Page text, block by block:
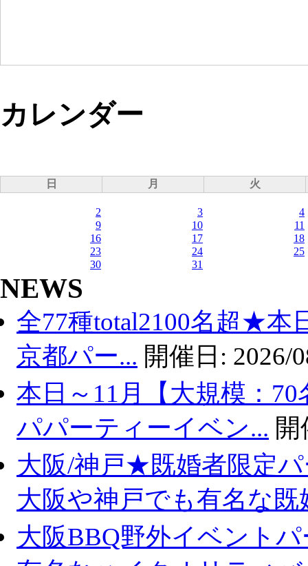
カレンダー
日 月 火
2 3
4
9
10
11
16
17
18
23
24
25
30
31
NEWS
全77種total2100名超★本
京都パー... 開催日: 2026/
本日～11月【大規模：
パパーティーイベン...
大阪/神戸★既婚者限定
大阪や神戸でも有名な既
大阪BBQ野外イベント